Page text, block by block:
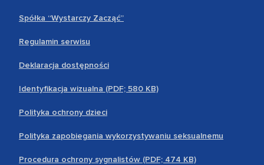
Spółka “Wystarczy Zacząć”
Regulamin serwisu
Deklaracja dostępności
Identyfikacja wizualna (PDF; 580 KB)
Polityka ochrony dzieci
Polityka zapobiegania wykorzystywaniu seksualnemu
Procedura ochrony sygnalistów (PDF; 474 KB)